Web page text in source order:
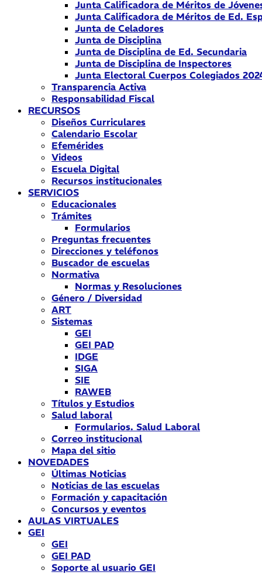
Junta Calificadora de Méritos de
Junta Calificadora de Méritos de Ed.
Junta de Celadores
Junta de Disciplina
Junta de Disciplina de Ed. Secundaria
Junta de Disciplina de Inspectores
Junta Electoral Cuerpos Colegiados
Transparencia Activa
Responsabilidad Fiscal
RECURSOS
Diseños Curriculares
Calendario Escolar
Efemérides
Videos
Escuela Digital
Recursos institucionales
SERVICIOS
Educacionales
Trámites
Formularios
Preguntas frecuentes
Direcciones y teléfonos
Buscador de escuelas
Normativa
Normas y Resoluciones
Género / Diversidad
ART
Sistemas
GEI
GEI PAD
IDGE
SIGA
SIE
RAWEB
Títulos y Estudios
Salud laboral
Formularios. Salud Laboral
Correo institucional
Mapa del sitio
NOVEDADES
Últimas Noticias
Noticias de las escuelas
Formación y capacitación
Concursos y eventos
AULAS VIRTUALES
GEI
GEI
GEI PAD
Soporte al usuario GEI